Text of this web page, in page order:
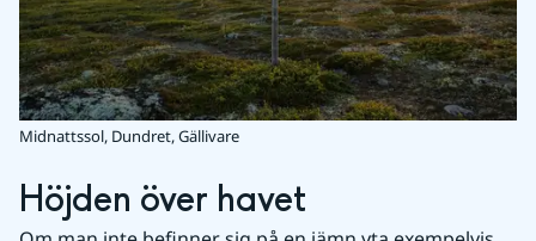
Midnattssol, Dundret, Gällivare
Höjden över havet